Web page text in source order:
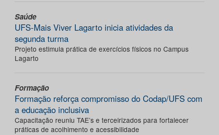
Saúde
UFS-Mais Viver Lagarto inicia atividades da
segunda turma
Projeto estimula prática de exercícios físicos no Campus
Lagarto
Formação
Formação reforça compromisso do Codap/UFS com
a educação inclusiva
Capacitação reuniu TAE’s e terceirizados para fortalecer
práticas de acolhimento e acessibilidade